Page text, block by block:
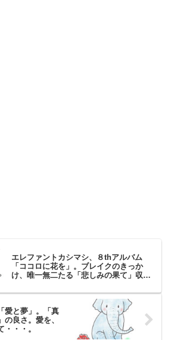
エレファントカシマシ、８thアルバム
「ココロに花を」。ブレイクのきっか
け、唯一無二たる「悲しみの果て」収
愛と夢」。「真
良さ。愛を、
・・。